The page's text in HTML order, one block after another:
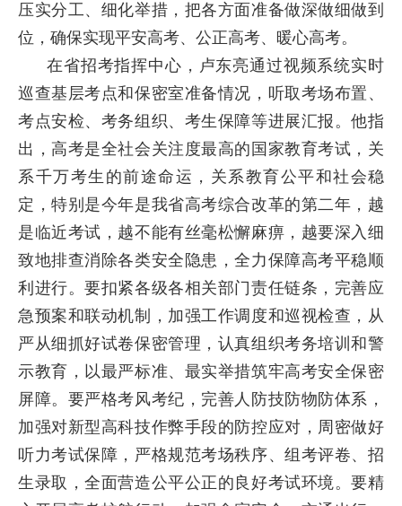
压实分工、细化举措，把各方面准备做深做细做到
位，确保实现平安高考、公正高考、暖心高考。
在省招考指挥中心，卢东亮通过视频系统实时
巡查基层考点和保密室准备情况，听取考场布置、
考点安检、考务组织、考生保障等进展汇报。他指
出，高考是全社会关注度最高的国家教育考试，关
系千万考生的前途命运，关系教育公平和社会稳
定，特别是今年是我省高考综合改革的第二年，越
是临近考试，越不能有丝毫松懈麻痹，越要深入细
致地排查消除各类安全隐患，全力保障高考平稳顺
利进行。要扣紧各级各相关部门责任链条，完善应
急预案和联动机制，加强工作调度和巡视检查，从
严从细抓好试卷保密管理，认真组织考务培训和警
示教育，以最严标准、最实举措筑牢高考安全保密
屏障。要严格考风考纪，完善人防技防物防体系，
加强对新型高科技作弊手段的防控应对，周密做好
听力考试保障，严格规范考场秩序、组考评卷、招
生录取，全面营造公平公正的良好考试环境。要精